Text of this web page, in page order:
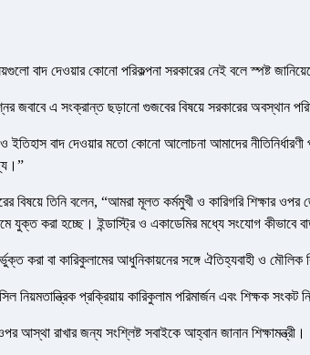
বাদ দেওয়ার কোনো পরিকল্পনা সরকারের নেই বলে স্পষ্ট
জবাবে এ সংক্রান্ত ছড়ানো গুজবের বিষয়ে সরকারের অবস্থান
ও ইতিহাস বাদ দেওয়ার মতো কোনো আলোচনা আমাদের
বিষয়ে তিনি বলেন, “আমরা মূলত কর্মমুখী ও কারিগরি শিক্ষার ওপর
যুক্ত করা হচ্ছে। ইন্ডাস্ট্রি ও একাডেমির মধ্যে সংযোগ কীভাবে
করা বা কারিকুলামের আধুনিকায়নের সঙ্গে ঐতিহ্যবাহী ও
নিয়মতান্ত্রিক প্রক্রিয়ায় কারিকুলাম পরিমার্জন এবং শিক্ষক সংকট
আস্থা রাখার জন্য সংশ্লিষ্ট সবাইকে আহ্বান জানান শিক্ষামন্ত্রী।